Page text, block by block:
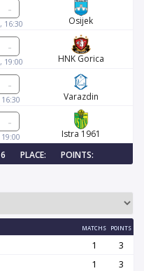
16:30 Osijek
19:00 HNK Gorica
Varazdin
Istra 1961
PLACE: POINTS:
MATCHS POINTS
1
3
1
3